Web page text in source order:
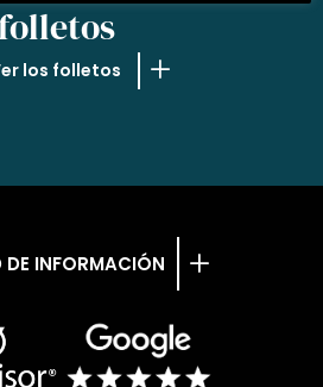
los folletos
DE INFORMACIÓN